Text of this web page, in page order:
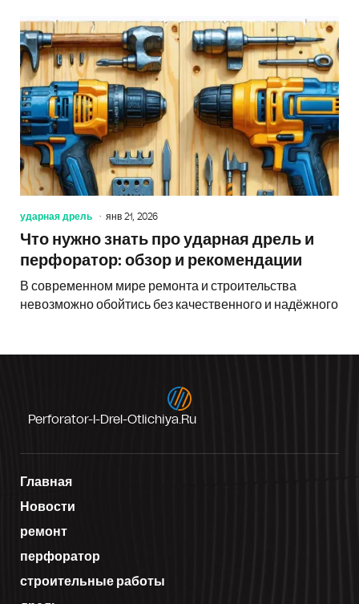
ударная дрель янв 21, 2026
Что нужно знать про ударная дрель и
перфоратор: обзор и рекомендации
В современном мире ремонта и строительства
невозможно обойтись без качественного и надёжного
Perforator-I-Drel-Otlichiya.ru
Главная
Новости
ремонт
перфоратор
строительные работы